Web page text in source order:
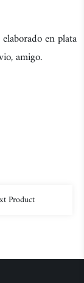
en plata
amigo.
Product